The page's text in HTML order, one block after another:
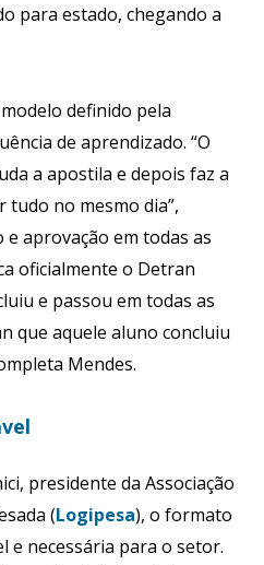
para estado, chegando a
definido pela
de aprendizado. “O
a apostila e depois faz a
tudo no mesmo dia”,
e aprovação em todas as
oficialmente o Detran
e passou em todas as
que aquele aluno concluiu
Mendes.
presidente da Associação
(Logipesa), o formato
e necessária para o setor.